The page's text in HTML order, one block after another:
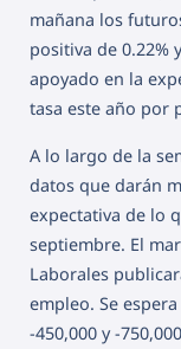
mañana los
positiva de 0.22%
apoyado en la
tasa este año por
A lo largo de la
datos que darán
expectativa de lo
septiembre. El
Laborales
empleo. Se
-450,000 y -